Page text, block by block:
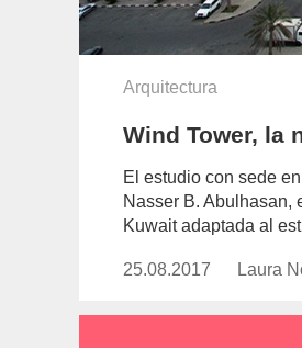
Arquitectura
Wind Tower, la
El estudio con sede
Nasser B. Abulhasan,
Kuwait adaptada al
Publicado
25.08.2017
https://
Laura